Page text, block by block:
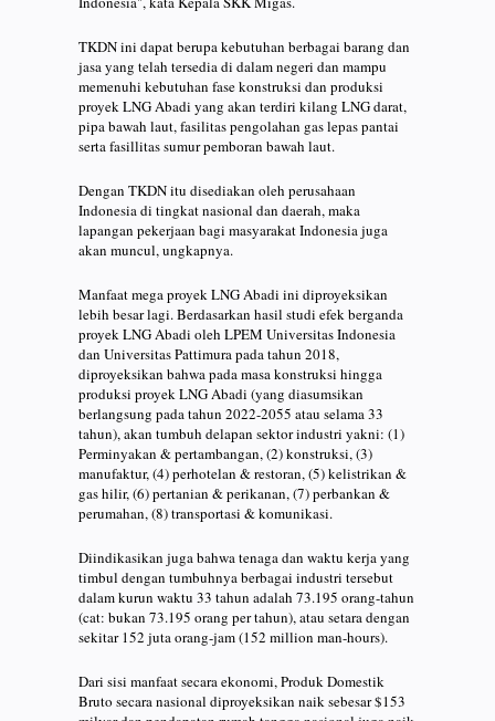
TKDN ini dapat berupa kebutuhan berbagai barang dan
jasa yang telah tersedia di dalam negeri dan mampu
memenuhi kebutuhan fase konstruksi dan produksi
proyek LNG Abadi yang akan terdiri kilang LNG darat,
pipa bawah laut, fasilitas pengolahan gas lepas pantai
serta fasillitas sumur pemboran bawah laut.
Dengan TKDN itu disediakan oleh perusahaan
Indonesia di tingkat nasional dan daerah, maka
lapangan pekerjaan bagi masyarakat Indonesia juga
akan muncul, ungkapnya.
Manfaat mega proyek LNG Abadi ini diproyeksikan
lebih besar lagi. Berdasarkan hasil studi efek berganda
proyek LNG Abadi oleh LPEM Universitas Indonesia
dan Universitas Pattimura pada tahun 2018,
diproyeksikan bahwa pada masa konstruksi hingga
produksi proyek LNG Abadi (yang diasumsikan
berlangsung pada tahun 2022-2055 atau selama 33
tahun), akan tumbuh delapan sektor industri yakni: (1)
Perminyakan & pertambangan, (2) konstruksi, (3)
manufaktur, (4) perhotelan & restoran, (5) kelistrikan &
gas hilir, (6) pertanian & perikanan, (7) perbankan &
perumahan, (8) transportasi & komunikasi.
Diindikasikan juga bahwa tenaga dan waktu kerja yang
timbul dengan tumbuhnya berbagai industri tersebut
dalam kurun waktu 33 tahun adalah 73.195 orang-tahun
(cat: bukan 73.195 orang per tahun), atau setara dengan
sekitar 152 juta orang-jam (152 million man-hours).
Dari sisi manfaat secara ekonomi, Produk Domestik
Bruto secara nasional diproyeksikan naik sebesar $153